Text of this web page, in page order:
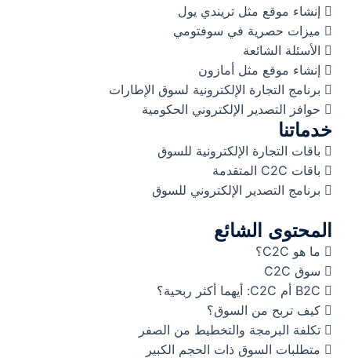
إنشاء موقع مثل تريندي يول
ميزات حصرية في سوفتومي
الأسئلة الشائعة
إنشاء موقع مثل أمازون
برنامج التجارة الإلكترونية لسوق الإطارات
حوافز التصدير الإلكتروني الحكومية
خدماتنا
باقات التجارة الإلكترونية للسوق
باقات C2C المتقدمة
برنامج التصدير الإلكتروني للسوق
المحتوى الشائع
ما هو C2C؟
سوق C2C
كيف تربح من السوق؟
تكلفة البرمجة والتخطيط من الصفر
متطلبات السوق ذات الحجم الكبير